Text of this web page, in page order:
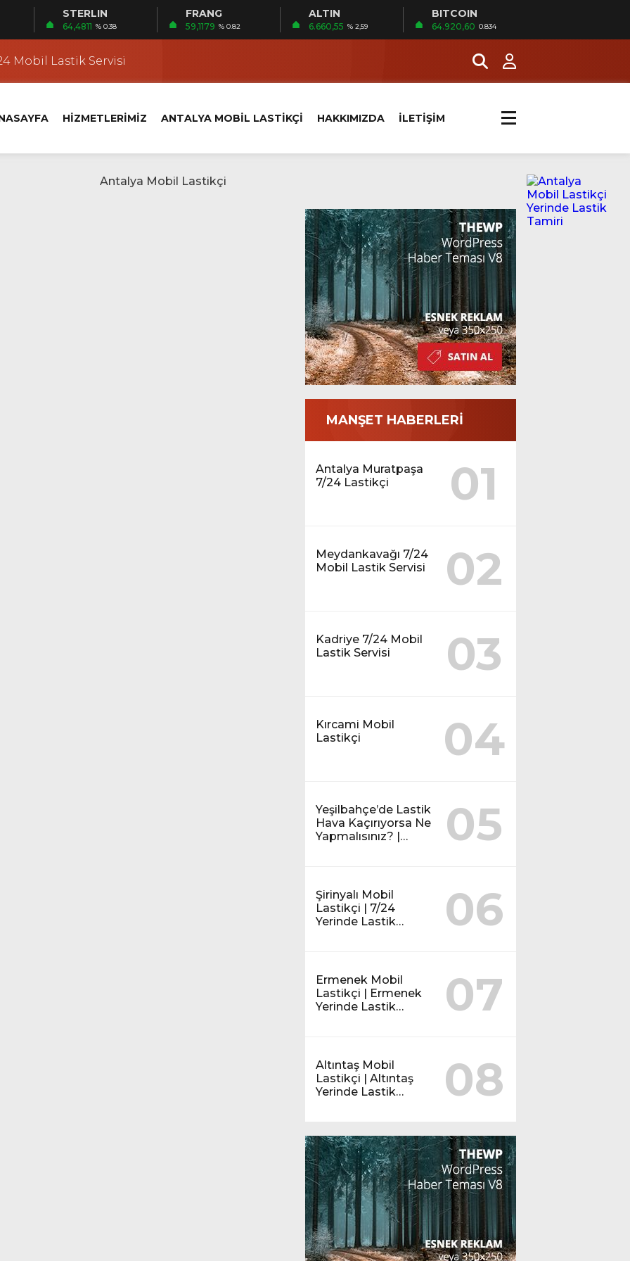
STERLIN
64,4811 % 0.38
FRANG
59,1179 % 0.82
ALTIN
6.660,55 % 2,59
BITCOIN
64.920,60 0.834
Mobil Lastik Servisi Ayağınıza Gelsin
Mobil Lastik Servisi
Yerinde Lastik Servisi
Yerinde Lastik Servisi
HİZMETLERİMİZ ANTALYA MOBİL LASTİKÇİ HAKKIMIZDA İLETİŞİM
MANŞET HABERLERİ
Antalya Muratpaşa
7/24 Lastikçi
01
Meydankavağı 7/24
Mobil Lastik Servisi
02
Kadriye 7/24 Mobil
Lastik Servisi
03
Kırcami Mobil
Lastikçi
04
Yeşilbahçe’de Lastik
Hava Kaçırıyorsa Ne
Yapmalısınız? |
05
Şirinyalı Mobil
Lastikçi | 7/24
Yerinde Lastik
06
Ermenek Mobil
Lastikçi | Ermenek
Yerinde Lastik
07
Altıntaş Mobil
Lastikçi | Altıntaş
Yerinde Lastik
08